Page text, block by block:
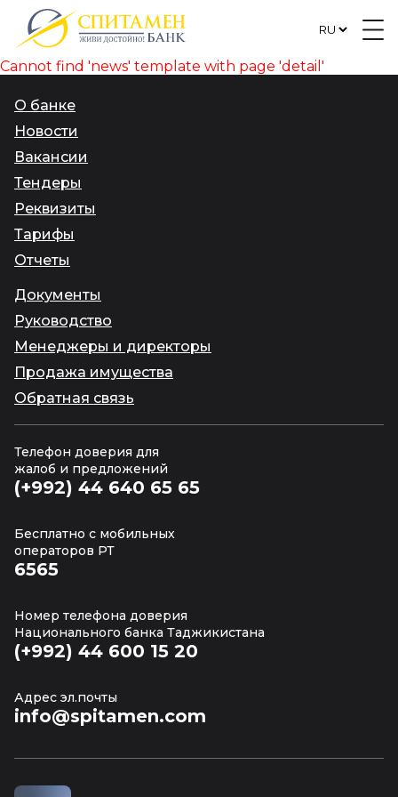
Cannot find 'news' template with page 'detail'
О банке
Новости
Вакансии
Тендеры
Реквизиты
Тарифы
Отчеты
Документы
Руководство
Менеджеры и директоры
Продажа имущества
Обратная связь
Телефон доверия для
жалоб и предложений
(+992) 44 640 65 65
Бесплатно с мобильных
операторов РТ
6565
Номер телефона доверия
Национального банка Таджикистана
(+992) 44 600 15 20
Адрес эл.почты
info@spitamen.com